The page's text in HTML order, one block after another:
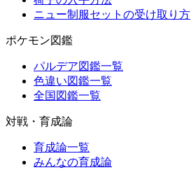
ニュー制服セットの受け取り方
ポケモン図鑑
パルデア図鑑一覧
色違い図鑑一覧
全国図鑑一覧
対戦・育成論
育成論一覧
みんなの育成論